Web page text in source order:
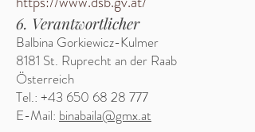
6. Verantwortlicher
Balbina Gorkiewicz-Kulmer
8181 St. Ruprecht an der Raab
Österreich
Tel.: +43 650 68 28 777
E-Mail: binabaila@gmx.at